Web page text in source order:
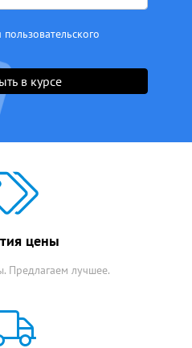
в курсе
цены
Предлагаем лучшее.